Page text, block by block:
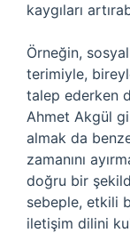
kaygıları
Örneğin,
terimiyle,
talep ederken
Ahmet Akgül
almak da
zamanını
doğru bir
sebeple, etkili
iletişim dilini